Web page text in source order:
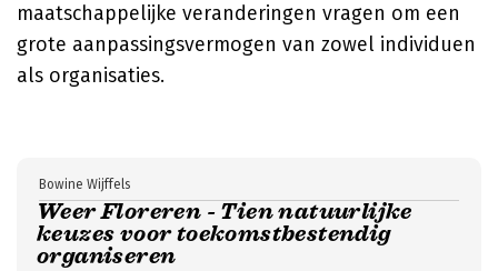
maatschappelijke veranderingen vragen om een
grote aanpassingsvermogen van zowel individuen
als organisaties.
Weer Floreren - Tien natuurlijke
keuzes voor toekomstbestendig
organiseren
Bowine Wijffels